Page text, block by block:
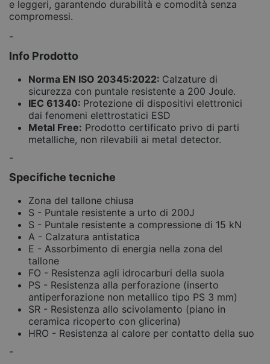
e leggeri, garantendo durabilità e comodità senza
compromessi.
-
Info Prodotto
Norma EN ISO 20345:2022: Calzature di
sicurezza con puntale resistente a 200 Joule.
IEC 61340: Protezione di dispositivi elettronici
dai fenomeni elettrostatici ESD
Metal Free: Prodotto certificato privo di parti
metalliche, non rilevabili ai metal detector.
-
Specifiche tecniche
Zona del tallone chiusa
S - Puntale resistente a urto di 200J
S - Puntale resistente a compressione di 15 kN
A - Calzatura antistatica
E - Assorbimento di energia nella zona del
tallone
FO - Resistenza agli idrocarburi della suola
PS - Resistenza alla perforazione (inserto
antiperforazione non metallico tipo PS 3 mm)
SR - Resistenza allo scivolamento (piano in
ceramica ricoperto con glicerina)
HRO - Resistenza al calore per contatto della suo
-